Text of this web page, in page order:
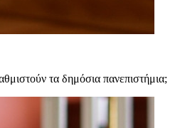
τα δημόσια πανεπιστήμια;